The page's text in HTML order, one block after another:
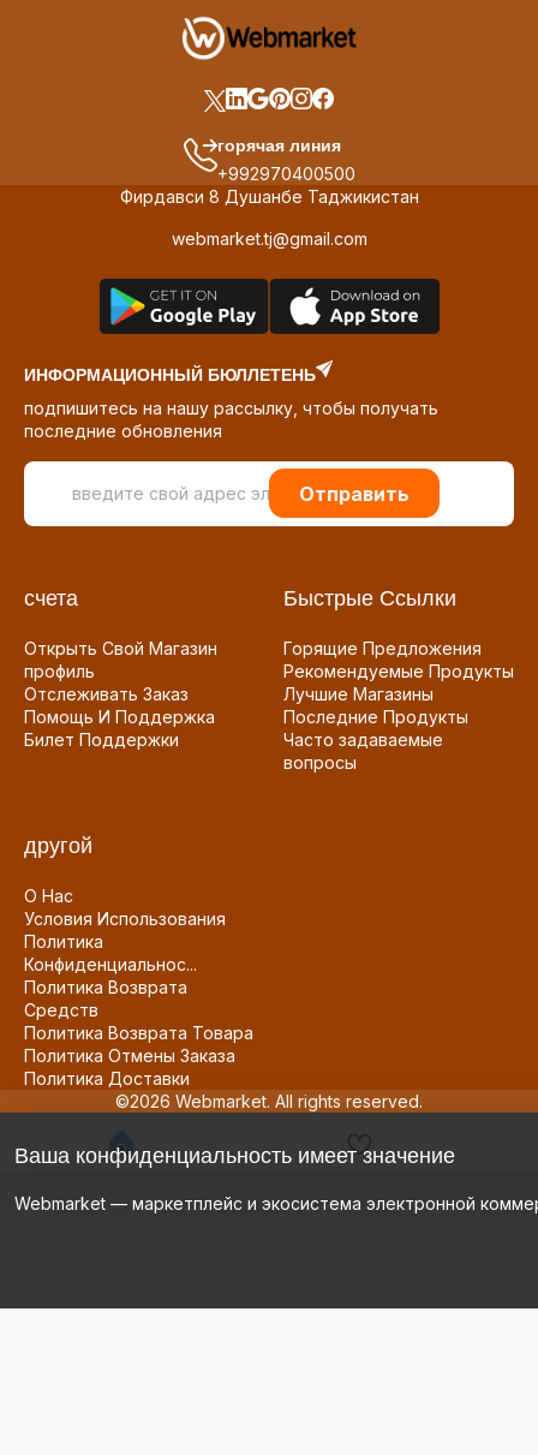
горячая линия
+992970400500
Фирдавси 8 Душанбе Таджикистан
webmarket.tj@gmail.com
ИНФОРМАЦИОННЫЙ БЮЛЛЕТЕНЬ
подпишитесь на нашу рассылку, чтобы получать
последние обновления
Отправить
счета
Открыть Свой Магазин
профиль
Отслеживать Заказ
Помощь И Поддержка
Билет Поддержки
Быстрые Ссылки
Горящие Предложения
Рекомендуемые Продукты
Лучшие Магазины
Последние Продукты
Часто задаваемые
вопросы
другой
О Нас
Условия Использования
Политика
Конфиденциальнос...
Политика Возврата
Средств
Политика Возврата Товара
Политика Отмены Заказа
Политика Доставки
©2026 Webmarket. All rights reserved.
Ваша конфиденциальность имеет значение
Webmarket — маркетплейс и экосистема электронной